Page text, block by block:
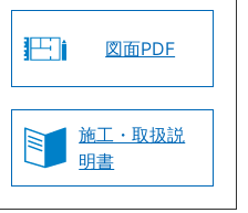
図面PDF
施工・取扱説
明書